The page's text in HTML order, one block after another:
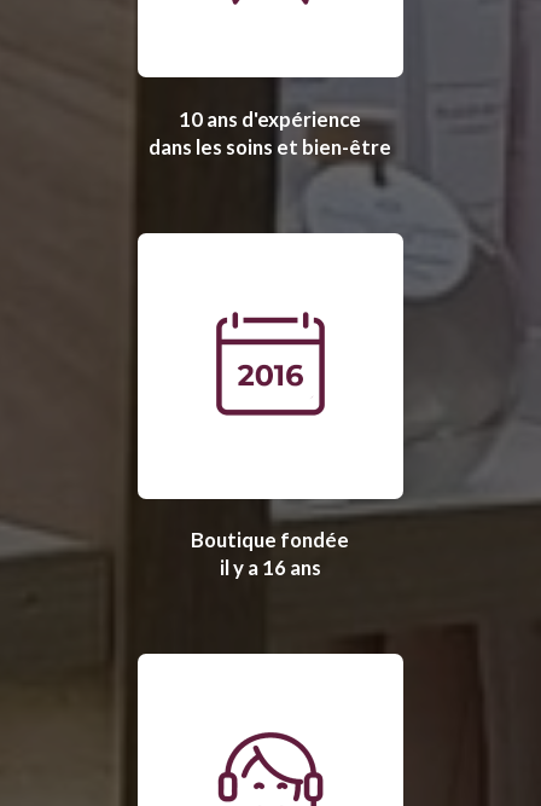
10 ans d'expérience
dans les soins et bien-être
Boutique fondée
il y a 16 ans